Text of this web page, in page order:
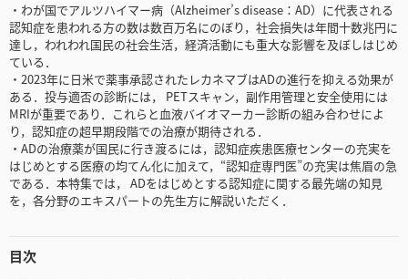
・わが国でアルツハイマー病（Alzheimer’s disease：AD）に代表される
認知症を患われる方の数は数百万名にのぼり，社会損失は年間十数兆円に
達し，われわれ国民の社会生活，経済活動にも重大な影響を及ぼしはじめ
ている．
・2023年に日米で薬事承認されたレカネマブはADの進行を抑える効果が
ある．投与適否の診断には， PETスキャン，副作用管理と安全使用には
MRIが重要であり．これらと血液バイオマーカー診断の組み合わせによ
り，認知症の超早期段階での治療が期待される．
・ADの治療薬が国民に行き渡るには，認知症疾患医療センターの充実を
はじめとする医療の均てん化に加えて，“認知症専門医”の充実は焦眉の急
である．本特集では， ADをはじめとする認知症に関する最先端の知見
を，各分野のエキスパートの先生方に解説いただく．
目次